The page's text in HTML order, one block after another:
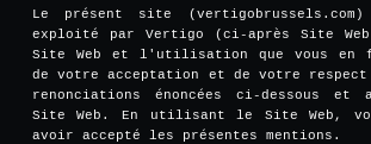
Le présent site
exploité par Vertigo (ci-après Site
Site Web et l'utilisation que vous en
de votre acceptation et de votre respect
renonciations énoncées ci-dessous
Site Web. En utilisant le Site Web,
avoir accepté les présentes mentions.